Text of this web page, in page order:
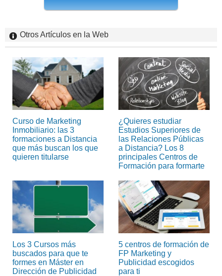
Otros Artículos en la Web
Curso de Marketing
Inmobiliario: las 3
formaciones a Distancia
que más buscan los que
quieren titularse
¿Quieres estudiar
Estudios Superiores de
las Relaciones Públicas
a Distancia? Los 8
principales Centros de
Formación para formarte
Los 3 Cursos más
buscados para que te
formes en Máster en
Dirección de Publicidad
5 centros de formación de
FP Marketing y
Publicidad escogidos
para ti